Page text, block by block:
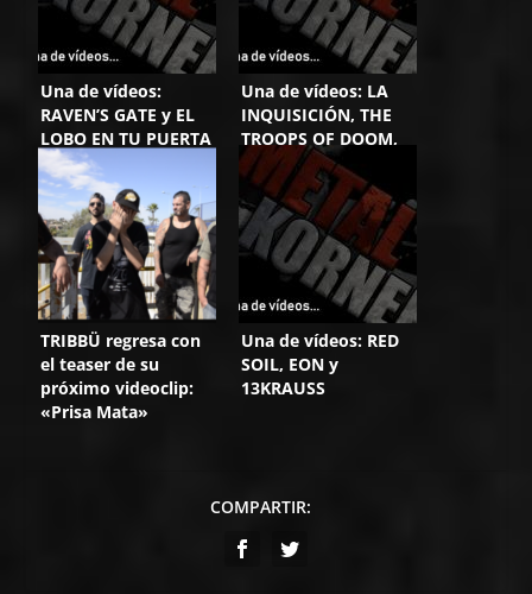
Una de vídeos:
RAVEN’S GATE y EL
LOBO EN TU PUERTA
Una de vídeos: LA
INQUISICIÓN, THE
TROOPS OF DOOM,
XENO y MELODIUS
DEITE
TRIBBÜ regresa con
el teaser de su
próximo videoclip:
«Prisa Mata»
Una de vídeos: RED
SOIL, EON y
13KRAUSS
COMPARTIR: